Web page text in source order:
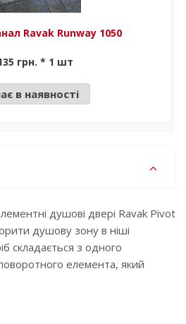
Ravak Runway 1050
грн. * 1 шт
в наявності
душові двері Ravak Pivot
душову зону в ніші
складається з одного
елемента, який